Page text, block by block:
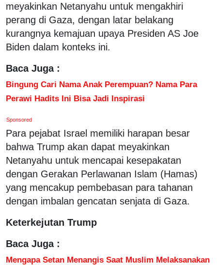
meyakinkan Netanyahu untuk mengakhiri
perang di Gaza, dengan latar belakang
kurangnya kemajuan upaya Presiden AS Joe
Biden dalam konteks ini.
Baca Juga :
Bingung Cari Nama Anak Perempuan? Nama Para
Perawi Hadits Ini Bisa Jadi Inspirasi
Sponsored
Para pejabat Israel memiliki harapan besar
bahwa Trump akan dapat meyakinkan
Netanyahu untuk mencapai kesepakatan
dengan Gerakan Perlawanan Islam (Hamas)
yang mencakup pembebasan para tahanan
dengan imbalan gencatan senjata di Gaza.
Keterkejutan Trump
Baca Juga :
Mengapa Setan Menangis Saat Muslim Melaksanakan